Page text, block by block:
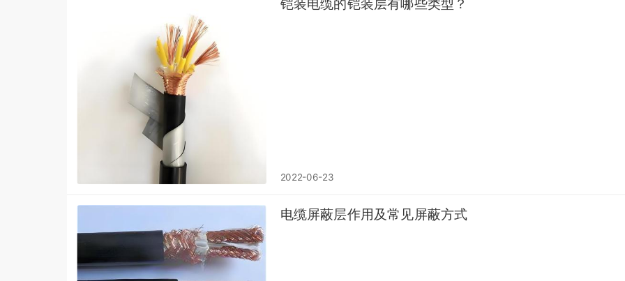
铠装电缆的铠装层有哪些类型？
2022-06-23
电缆屏蔽层作用及常见屏蔽方式